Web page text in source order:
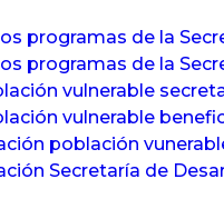
programas de la
programas de la
vulnerable
vulnerable
población
Secretaría de